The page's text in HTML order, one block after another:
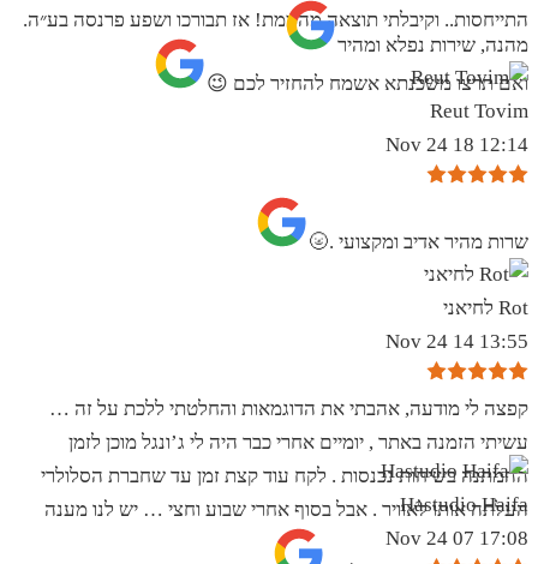
התייחסות.. וקיבלתי תוצאה מהממת! אז תבורכו ושפע פרנסה בע״ה.
ואם תרצו משכנתא אשמח להחזיר לכם 😉
מהנה, שירות נפלא ומהיר
Reut Tovim
12:14 18 Nov 24
שרות מהיר אדיב ומקצועי .🌝
Rot לחיאני
13:55 14 Nov 24
קפצה לי מודעה, אהבתי את הדוגמאות והחלטתי ללכת על זה …
עשיתי הזמנה באתר , יומיים אחרי כבר היה לי ג’ונגל מוכן לזמן
ההמתנה בשיחות נכנסות . לקח עוד קצת זמן עד שחברת הסלולרי
העלתה אותו לאוויר . אבל בסוף אחרי שבוע וחצי … יש לנו מענה
Hastudio Haifa
17:08 07 Nov 24